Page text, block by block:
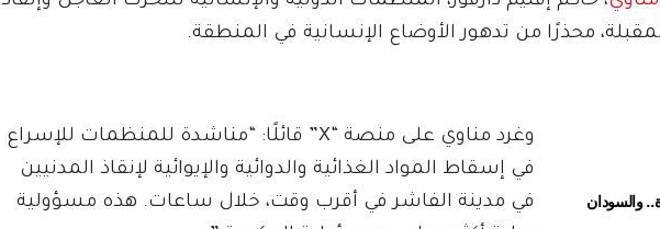
محذرًا من تدهور الأوضاع الإنسانية في المنطقة.
والسودان
وغرد مناوي على منصة “X” قائلًا: “مناشدة للمنظمات للإسراع
في إسقاط المواد الغذائية والدوائية والإيوائية لإنقاذ المدنيين
في مدينة الفاشر في أقرب وقت، خلال ساعات. هذه مسؤولية